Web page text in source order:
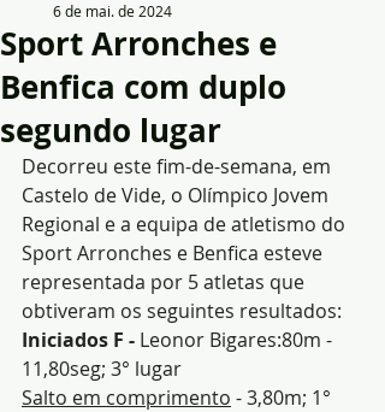
Sport Arronches e
Benfica com duplo
segundo lugar
6 de mai. de 2024
Decorreu este fim-de-semana, em
Castelo de Vide, o Olímpico Jovem
Regional e a equipa de atletismo do
Sport Arronches e Benfica esteve
representada por 5 atletas que
obtiveram os seguintes resultados:
Iniciados F - Leonor Bigares:80m -
11,80seg; 3° lugar
Salto em comprimento - 3,80m; 1°